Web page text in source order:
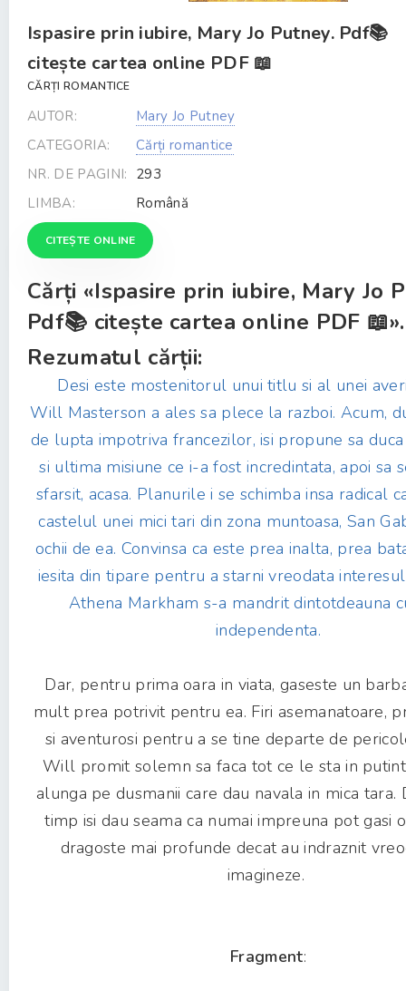
Ispasire prin iubire, Mary Jo Putney. Pdf📚
citește cartea online PDF 📖
CĂRȚI ROMANTICE
AUTOR:
Mary Jo Putney
CATEGORIA:
Cărți romantice
NR. DE PAGINI: 293
LIMBA:
Română
CITEȘTE ONLINE
Cărți «Ispasire prin iubire, Mary Jo
Pdf📚 citește cartea online PDF 📖».
Rezumatul cărții:
Desi este mostenitorul unui titlu si al unei
Will Masterson a ales sa plece la razboi. Acum,
de lupta impotriva francezilor, isi propune sa
si ultima misiune ce i-a fost incredintata, apoi sa
sfarsit, acasa. Planurile i se schimba insa radical
castelul unei mici tari din zona muntoasa, San
ochii de ea. Convinsa ca este prea inalta, prea
iesita din tipare pentru a starni vreodata
Athena Markham s-a mandrit dintotdeauna
independenta.
Dar, pentru prima oara in viata, gaseste un
mult prea potrivit pentru ea. Firi asemanatoare,
si aventurosi pentru a se tine departe de
Will promit solemn sa faca tot ce le sta in
alunga pe dusmanii care dau navala in mica tara.
timp isi dau seama ca numai impreuna pot gasi
dragoste mai profunde decat au indraznit
imagineze.
Fragment: